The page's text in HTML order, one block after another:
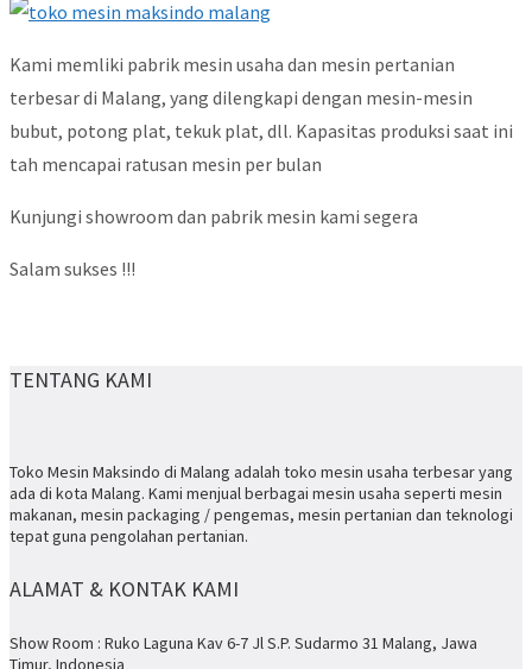
Kami memliki pabrik mesin usaha dan mesin pertanian
terbesar di Malang, yang dilengkapi dengan mesin-mesin
bubut, potong plat, tekuk plat, dll. Kapasitas produksi saat ini
tah mencapai ratusan mesin per bulan
Kunjungi showroom dan pabrik mesin kami segera
Salam sukses !!!
TENTANG KAMI
Toko Mesin Maksindo di Malang adalah toko mesin usaha terbesar yang
ada di kota Malang. Kami menjual berbagai mesin usaha seperti mesin
makanan, mesin packaging / pengemas, mesin pertanian dan teknologi
tepat guna pengolahan pertanian.
ALAMAT & KONTAK KAMI
Show Room : Ruko Laguna Kav 6-7 Jl S.P. Sudarmo 31 Malang, Jawa
Timur, Indonesia